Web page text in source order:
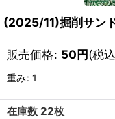
(2025/11)掘削サン
販売価格: 50円(税
重み: 1
在庫数 22枚